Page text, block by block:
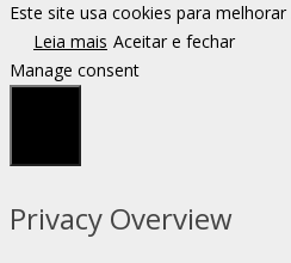
Este site usa cookies para
Leia mais Aceitar e fechar
Manage consent
Privacy Overview